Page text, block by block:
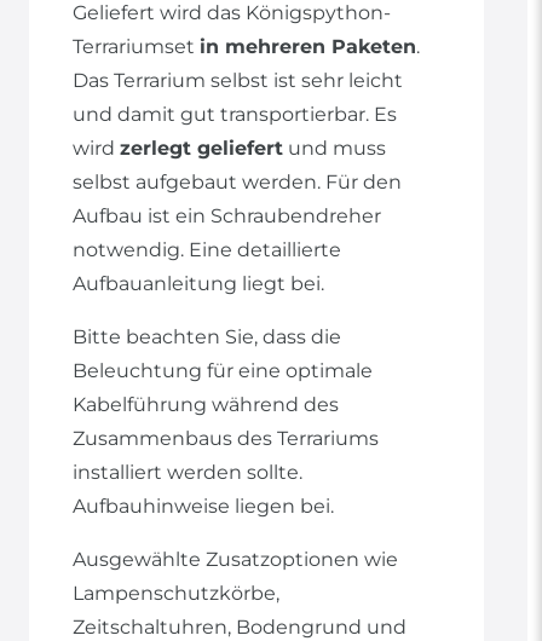
Geliefert wird das Königspython-
Terrariumset in mehreren Paketen.
Das Terrarium selbst ist sehr leicht
und damit gut transportierbar. Es
wird zerlegt geliefert und muss
selbst aufgebaut werden. Für den
Aufbau ist ein Schraubendreher
notwendig. Eine detaillierte
Aufbauanleitung liegt bei.
Bitte beachten Sie, dass die
Beleuchtung für eine optimale
Kabelführung während des
Zusammenbaus des Terrariums
installiert werden sollte.
Aufbauhinweise liegen bei.
Ausgewählte Zusatzoptionen wie
Lampenschutzkörbe,
Zeitschaltuhren, Bodengrund und